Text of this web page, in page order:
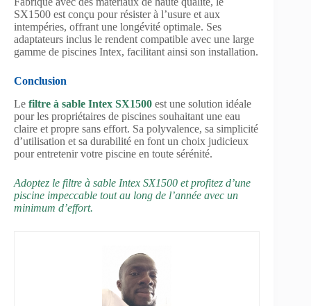
SX1500 est conçu pour résister à l’usure et aux
intempéries, offrant une longévité optimale. Ses
adaptateurs inclus le rendent compatible avec une large
gamme de piscines Intex, facilitant ainsi son installation.
Conclusion
Le filtre à sable Intex SX1500 est une solution idéale
pour les propriétaires de piscines souhaitant une eau
claire et propre sans effort. Sa polyvalence, sa simplicité
d’utilisation et sa durabilité en font un choix judicieux
pour entretenir votre piscine en toute sérénité.
Adoptez le filtre à sable Intex SX1500 et profitez d’une
piscine impeccable tout au long de l’année avec un
minimum d’effort.